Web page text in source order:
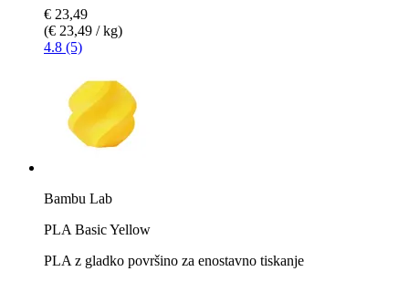
€ 23,49
(€ 23,49 / kg)
4.8 (5)
Bambu Lab
PLA Basic Yellow
PLA z gladko površino za enostavno tiskanje